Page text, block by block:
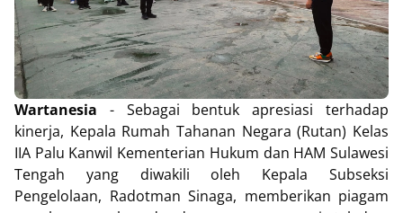
Wartanesia - Sebagai bentuk apresiasi terhadap
kinerja, Kepala Rumah Tahanan Negara (Rutan) Kelas
IIA Palu Kanwil Kementerian Hukum dan HAM Sulawesi
Tengah yang diwakili oleh Kepala Subseksi
Pengelolaan, Radotman Sinaga, memberikan piagam